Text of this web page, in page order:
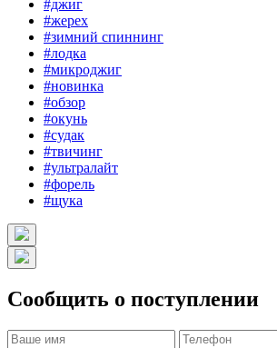
#джиг
#жерех
#зимний спиннинг
#лодка
#микроджиг
#новинка
#обзор
#окунь
#судак
#твичинг
#ультралайт
#форель
#щука
Сообщить о поступлении